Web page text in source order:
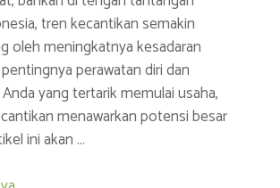
tren kecantikan semakin
oleh meningkatnya kesadaran
perawatan diri dan
yang tertarik memulai usaha,
menawarkan potensi besar
ini akan …